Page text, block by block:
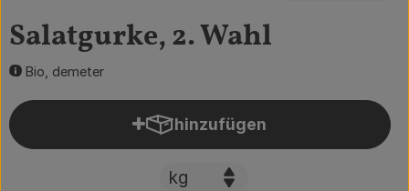
Süßes & Salziges
Brodowin besuchen
Salatgurke, 2. Wahl
Bio, demeter
hinzufügen
Produkt zum Warenkorb